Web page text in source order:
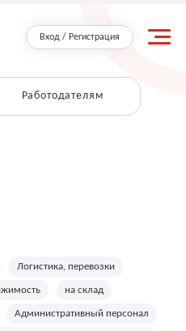
Вход / Регистрация
Работодателям
Логистика, перевозки
на склад
Административный персонал